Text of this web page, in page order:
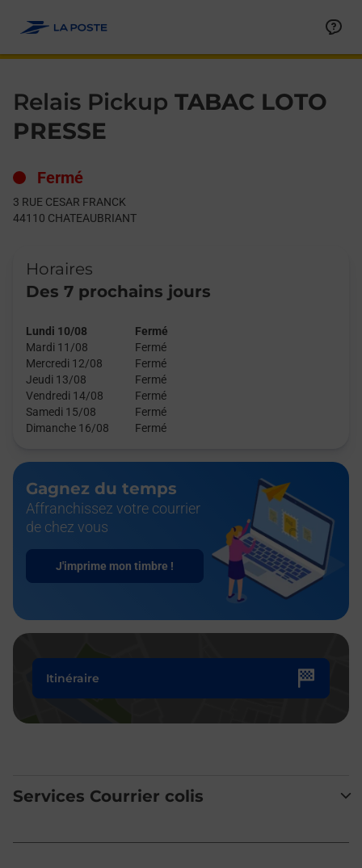
Relais Pickup TABAC LOTO
PRESSE
Fermé
3 RUE CESAR FRANCK
44110 CHATEAUBRIANT
Horaires
Des 7 prochains jours
Lundi 10/08
Fermé
Mardi 11/08
Fermé
Mercredi 12/08
Fermé
Jeudi 13/08
Fermé
Vendredi 14/08
Fermé
Samedi 15/08
Fermé
Dimanche 16/08
Fermé
Gagnez du temps
Affranchissez votre courrier
de chez vous
J'imprime mon timbre !
Itinéraire
Services Courrier colis